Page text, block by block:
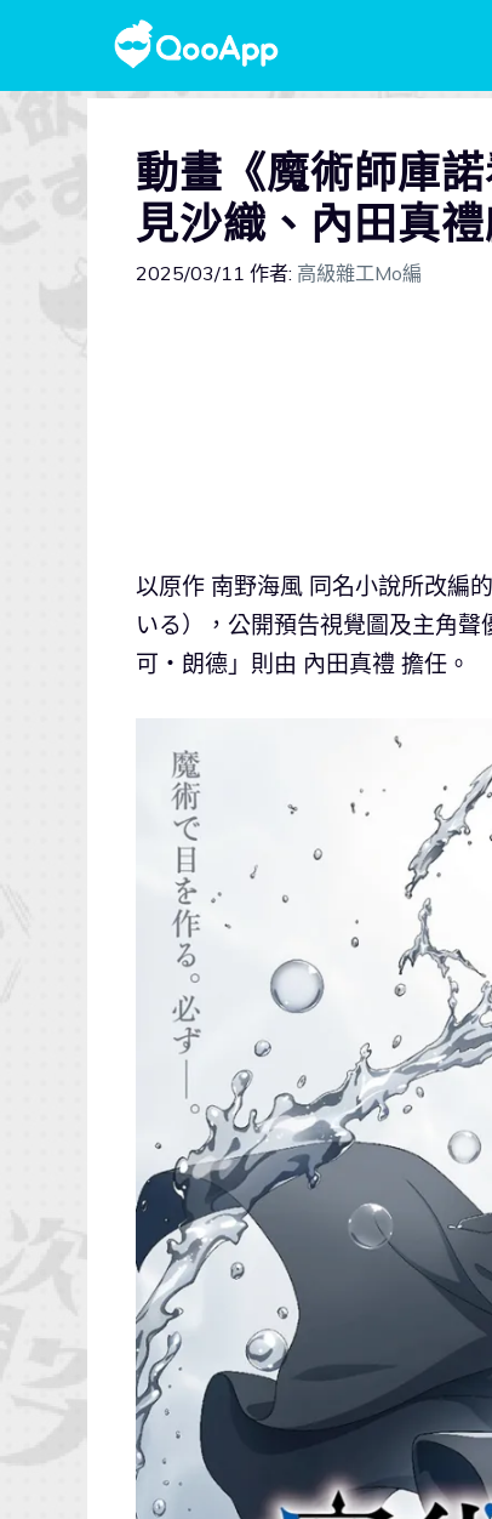
動畫《魔術師庫
見沙織、內田真
2025/03/11 作者: 高級雜工Mo編
以原作 南野海風 同名小說所改編
いる），公開預告視覺圖及主角
可・朗德」則由 內田真禮 擔任。